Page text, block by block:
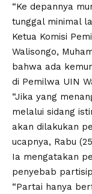
“Ke depannya
tunggal minimal
Ketua Komisi
Walisongo,
bahwa ada
di Pemilwa UIN
“Jika yang
melalui sidang
akan dilakukan
ucapnya, Rabu
Ia mengatakan
penyebab
“Partai hanya